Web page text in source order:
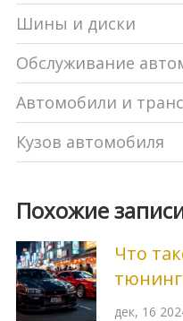
Шины и диски
Обслуживание
Автомобили и
Кузов автомобиля
Похожие
Что
дек, 16